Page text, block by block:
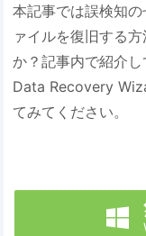
本記事では誤検知
ァイルを復旧する
か？記事内で紹介
Data Recovery
てみてください。
